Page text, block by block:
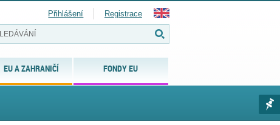
EU A ZAHRANIČÍ FONDY EU
Přihlášení Registrace